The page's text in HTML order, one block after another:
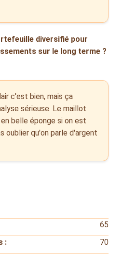
diversifié pour
sur le long terme ?
c'est bien, mais ça
sérieuse. Le maillot
belle éponge si on est
oublier qu'on parle d'argent
65
:
70